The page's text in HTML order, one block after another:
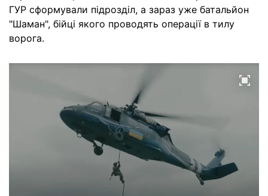
ГУР сформували підрозділ, а зараз уже батальйон
"Шаман", бійці якого проводять операції в тилу
ворога.